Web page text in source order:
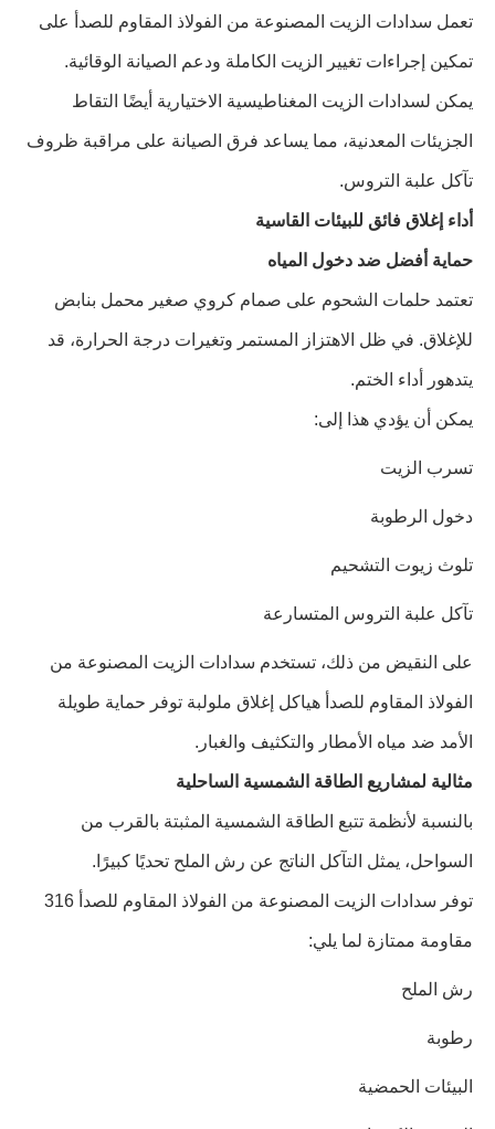
تعمل سدادات الزيت المصنوعة من الفولاذ المقاوم للصدأ على
تمكين إجراءات تغيير الزيت الكاملة ودعم الصيانة الوقائية.
يمكن لسدادات الزيت المغناطيسية الاختيارية أيضًا التقاط
الجزيئات المعدنية، مما يساعد فرق الصيانة على مراقبة ظروف
تآكل علبة التروس.
أداء إغلاق فائق للبيئات القاسية
حماية أفضل ضد دخول المياه
تعتمد حلمات الشحوم على صمام كروي صغير محمل بنابض
للإغلاق. في ظل الاهتزاز المستمر وتغيرات درجة الحرارة، قد
يتدهور أداء الختم.
يمكن أن يؤدي هذا إلى:
تسرب الزيت
دخول الرطوبة
تلوث زيوت التشحيم
تآكل علبة التروس المتسارعة
على النقيض من ذلك، تستخدم سدادات الزيت المصنوعة من
الفولاذ المقاوم للصدأ هياكل إغلاق ملولبة توفر حماية طويلة
الأمد ضد مياه الأمطار والتكثيف والغبار.
مثالية لمشاريع الطاقة الشمسية الساحلية
بالنسبة لأنظمة تتبع الطاقة الشمسية المثبتة بالقرب من
السواحل، يمثل التآكل الناتج عن رش الملح تحديًا كبيرًا.
توفر سدادات الزيت المصنوعة من الفولاذ المقاوم للصدأ 316
مقاومة ممتازة لما يلي:
رش الملح
رطوبة
البيئات الحمضية